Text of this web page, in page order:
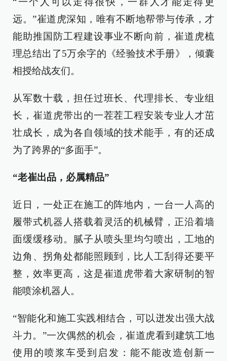
远。”崔道虎深知，唯有不断地帮带与传承，才
能助推国防工程建设事业不断向前，崔道虎梳
理总结出了5万余字的《经验技术手册》，倾囊
相授给战友们。
从军数十载，担任过班长、代理排长、专业组
长，崔道虎带出的一茬茬工程安装专业人才茁
壮成长，成为各自领域的技术能手，有的还成
为了跨界的“多面手”。
“老崔出品，必属精品”
近日，一处正在施工的阵地内，一台一人高的
履带式机器人搭载着灵活的机械臂，正沿着墙
面缓缓移动。腻子从喷头里均匀喷出，工地的
边角、拐角处都能照顾到，比人工刮得还要平
整，效率更高，这是崔道虎带着大家研制的智
能喷涂机器人。
“智能化和施工实践相结合，可以迸发出强大战
斗力。”一次偶然的机会，崔道虎看到建筑工地
使用的喷浆车受到启发：能不能改造创新一